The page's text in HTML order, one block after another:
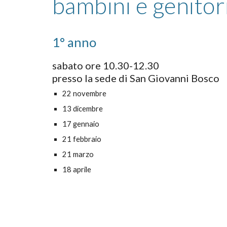
1° anno
sabato ore 10.30-12.30
presso la sede di San Giovanni Bosco
22 novembre
13 dicembre
17 gennaio
21 febbraio
21 marzo
18 aprile